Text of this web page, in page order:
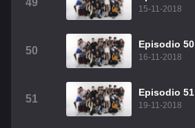
49
15-11-2018
50
Episodio 50
16-11-2018
51
Episodio 51
19-11-2018